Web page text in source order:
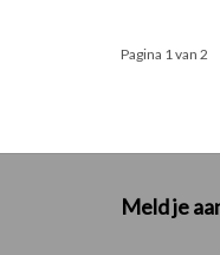
Pagina 1 van 2
Meld je